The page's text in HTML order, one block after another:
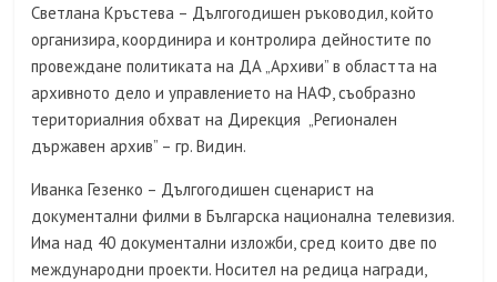
Светлана Кръстева – Дългогодишен ръководил, който
организира, координира и контролира дейностите по
провеждане политиката на ДА „Архиви” в областта на
архивното дело и управлението на НАФ, съобразно
териториалния обхват на Дирекция „Регионален
държавен архив” – гр. Видин.
Иванка Гезенко – Дългогодишен сценарист на
документални филми в Българска национална телевизия.
Има над 40 документални изложби, сред които две по
международни проекти. Носител на редица награди,